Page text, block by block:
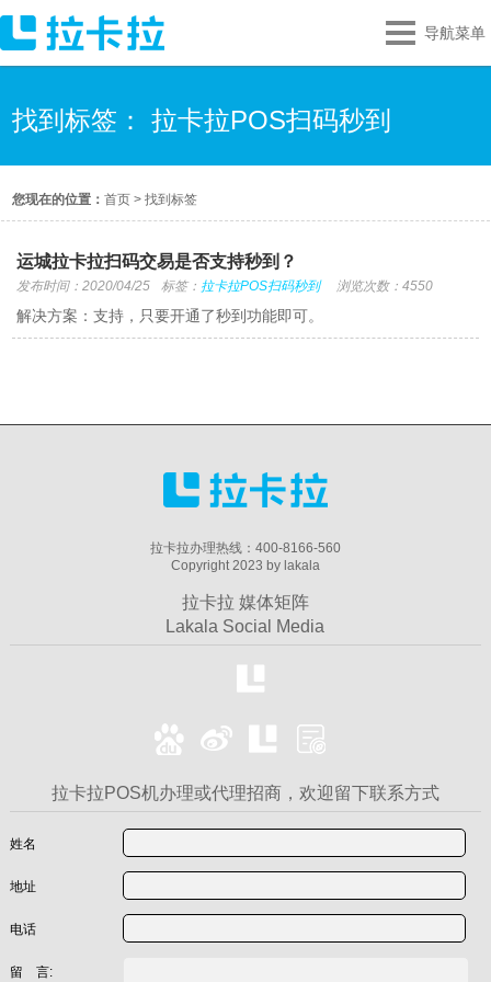
导航菜单
找到标签： 拉卡拉POS扫码秒到
您现在的位置：首页 >找到标签
运城拉卡拉扫码交易是否支持秒到？
发布时间：2020/04/25 标签： 拉卡拉POS扫码秒到 浏览次数：4550
解决方案：支持，只要开通了秒到功能即可。
拉卡拉办理热线：400-8166-560
Copyright 2023 by lakala
拉卡拉 媒体矩阵
Lakala Social Media
拉卡拉POS机办理或代理招商，欢迎留下联系方式
姓名
地址
电话
留 言: